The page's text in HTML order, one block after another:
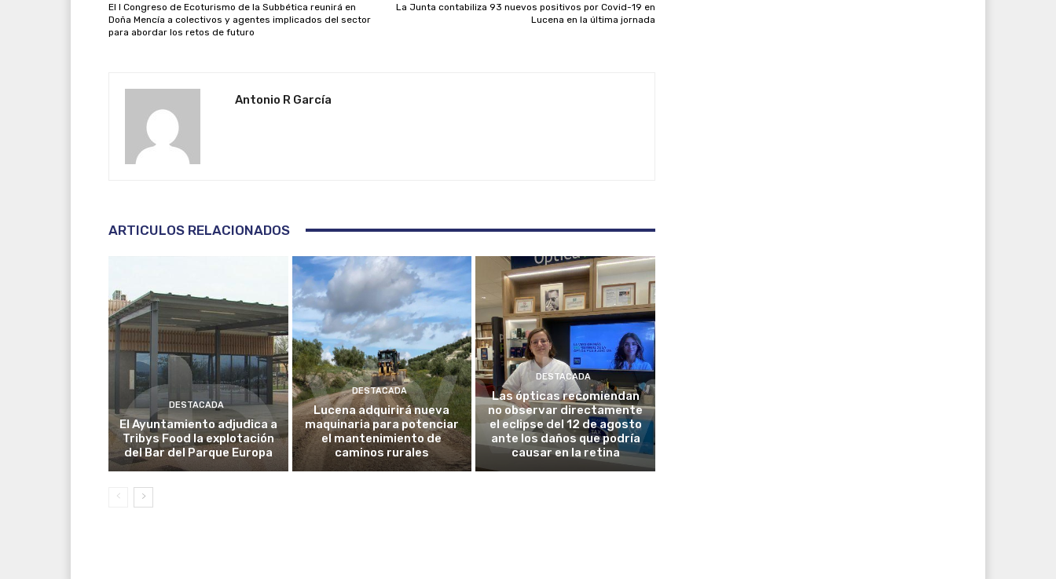
El I Congreso de Ecoturismo de la Subbética reunirá en
Doña Mencía a colectivos y agentes implicados del sector
para abordar los retos de futuro
La Junta contabiliza 93 nuevos positivos por Covid-19 en
Lucena en la última jornada
Antonio R García
ARTICULOS RELACIONADOS
DESTACADA
El Ayuntamiento adjudica a
Tribys Food la explotación
del Bar del Parque Europa
DESTACADA
Lucena adquirirá nueva
maquinaria para potenciar
el mantenimiento de
caminos rurales
DESTACADA
Las ópticas recomiendan
no observar directamente
el eclipse del 12 de agosto
ante los daños que podría
causar en la retina